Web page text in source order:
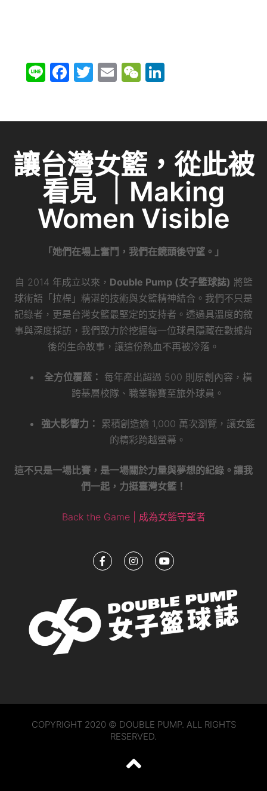
Li F
b
o
o
k
T
E
W
at
dI
n
讓台灣女籃，從此被
看見 ｜Making
Women Visible
「她們在場上奮鬥，我們在鏡頭後守望。」
自 2014 年成立以來， Double Pump (女子籃球誌) 將籃
球術語「拉桿」精湛的技術與女籃精神結合。我們不只是
記錄者，更是台灣女籃最堅定的支持者。透過具溫度的敘
事與深度採訪，我們致力於挖掘每一位球員隱藏在數據背
後的生命故事，讓這份熱血不再被冷落。
全方位覆蓋： 每年產出超過 500 則原創內容，橫
跨基層校隊、職業聯賽至旅外球員。
強大影響力：
累積創造逾 1,000 萬次瀏覽，讓女籃
的精彩跨越螢幕。
這不只是一場比賽，是一場關於力量與夢想的紀錄。讓我
們一起，力挺臺灣女籃！
Back the Game | 成為女籃守望者
COPYRIGHT 2020 © DOUBLE PUMP. ALL RIGHTS
RESERVED.